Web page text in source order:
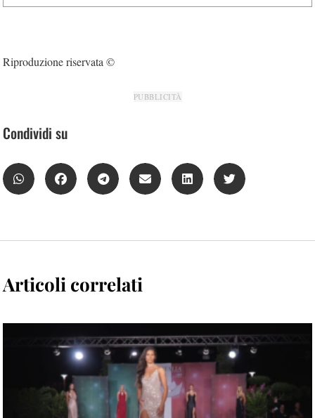
Riproduzione riservata ©
PUBBLICITÀ
Condividi su
Articoli correlati